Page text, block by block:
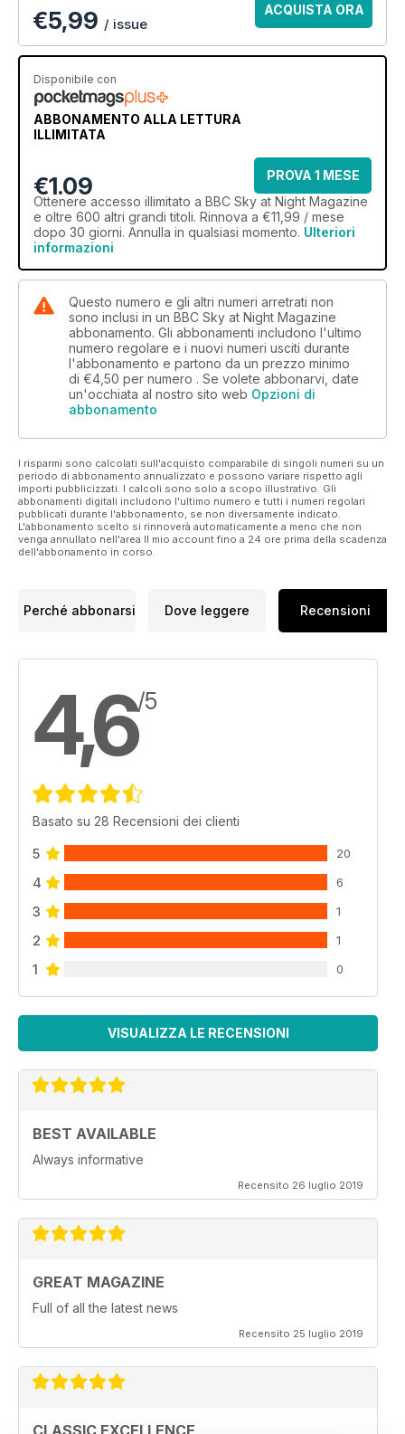
€5,99 / issue
ACQUISTA ORA
Disponibile con
ABBONAMENTO ALLA LETTURA
ILLIMITATA
€1.09
PROVA 1 MESE
Ottenere accesso illimitato a BBC Sky at Night Magazine
e oltre 600 altri grandi titoli. Rinnova a €11,99 / mese
dopo 30 giorni. Annulla in qualsiasi momento. Ulteriori
informazioni
Questo numero e gli altri numeri arretrati non
sono inclusi in un BBC Sky at Night Magazine
abbonamento. Gli abbonamenti includono l'ultimo
numero regolare e i nuovi numeri usciti durante
l'abbonamento e partono da un prezzo minimo
di €4,50 per numero . Se volete abbonarvi, date
un'occhiata al nostro sito web Opzioni di
abbonamento
I risparmi sono calcolati sull'acquisto comparabile di singoli numeri su un
periodo di abbonamento annualizzato e possono variare rispetto agli
importi pubblicizzati. I calcoli sono solo a scopo illustrativo. Gli
abbonamenti digitali includono l'ultimo numero e tutti i numeri regolari
pubblicati durante l'abbonamento, se non diversamente indicato.
L'abbonamento scelto si rinnoverà automaticamente a meno che non
venga annullato nell'area Il mio account fino a 24 ore prima della scadenza
dell'abbonamento in corso.
Perché abbonarsi Dove leggere Recensioni
4,6/5
Basato su 28 Recensioni dei clienti
5 20
4 6
3 1
2 1
1 0
VISUALIZZA LE RECENSIONI
BEST AVAILABLE
Always informative
Recensito 26 luglio 2019
GREAT MAGAZINE
Full of all the latest news
Recensito 25 luglio 2019
CLASSIC EXCELLENCE